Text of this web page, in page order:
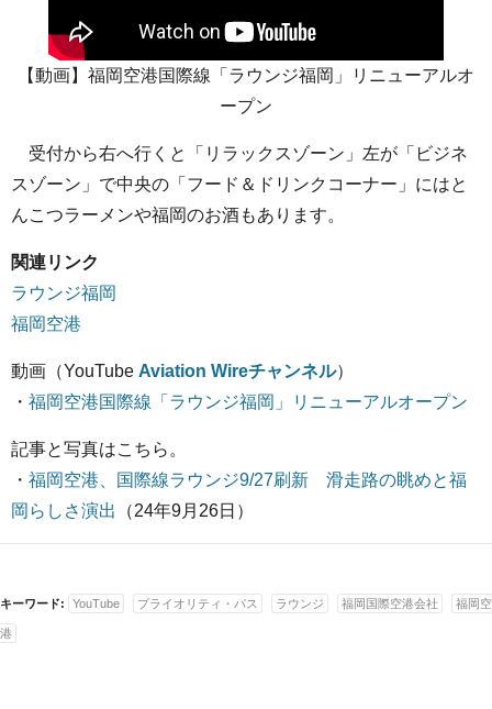
【動画】福岡空港国際線「ラウンジ福岡」リニューアルオ
ープン
受付から右へ行くと「リラックスゾーン」左が「ビジネ
スゾーン」で中央の「フード＆ドリンクコーナー」にはと
んこつラーメンや福岡のお酒もあります。
関連リンク
ラウンジ福岡
福岡空港
動画（YouTube Aviation Wireチャンネル）
・ 福岡空港国際線「ラウンジ福岡」リニューアルオープン
記事と写真はこちら。
・ 福岡空港、国際線ラウンジ9/27刷新 滑走路の眺めと福
岡らしさ演出
（24年9月26日）
キーワード: YouTube プライオリティ・パス ラウンジ 福岡国際空港会社 福岡空
港